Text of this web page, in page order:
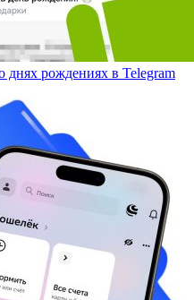
днях рождениях в Telegram